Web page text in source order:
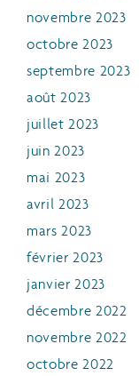
novembre 2023
octobre 2023
septembre 2023
août 2023
juillet 2023
juin 2023
mai 2023
avril 2023
mars 2023
février 2023
janvier 2023
décembre 2022
novembre 2022
octobre 2022